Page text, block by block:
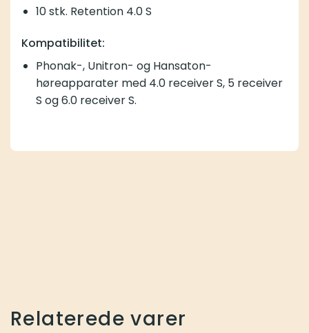
10 stk. Retention 4.0 S
Kompatibilitet:
Phonak-, Unitron- og Hansaton-
høreapparater med 4.0 receiver S, 5 receiver
S og 6.0 receiver S.
Relaterede varer